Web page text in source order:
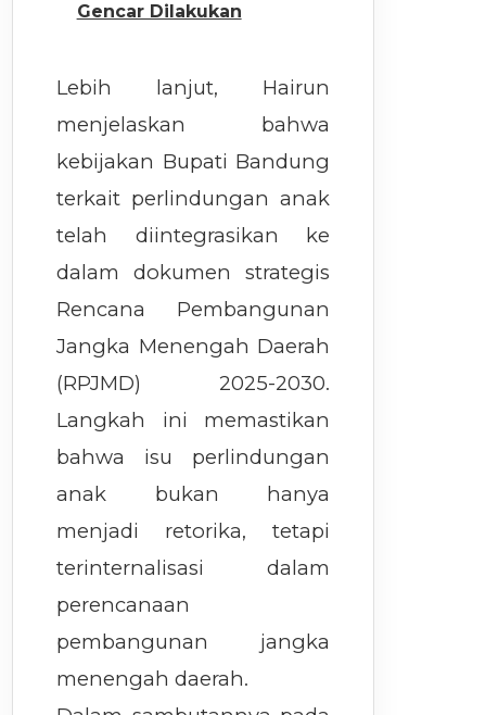
Gencar Dilakukan
Lebih lanjut, Hairun
menjelaskan bahwa
kebijakan Bupati Bandung
terkait perlindungan anak
telah diintegrasikan ke
dalam dokumen strategis
Rencana Pembangunan
Jangka Menengah Daerah
(RPJMD) 2025-2030.
Langkah ini memastikan
bahwa isu perlindungan
anak bukan hanya
menjadi retorika, tetapi
terinternalisasi dalam
perencanaan
pembangunan jangka
menengah daerah.